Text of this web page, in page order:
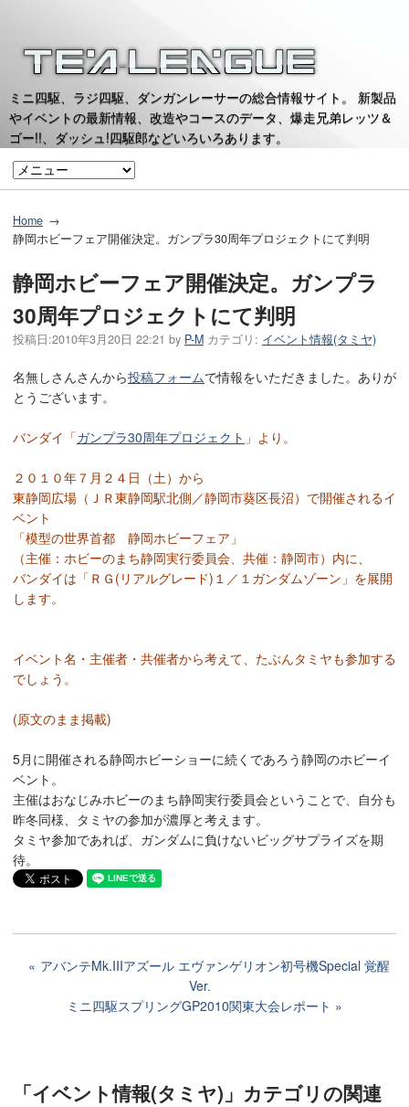
ミニ四駆、ラジ四駆、ダンガンレーサーの総合情報サイト。 新製品
やイベントの最新情報、改造やコースのデータ、爆走兄弟レッツ＆
ゴー!!、ダッシュ!四駆郎などいろいろあります。
Home
静岡ホビーフェア開催決定。ガンプラ30周年プロジェクトにて判明
静岡ホビーフェア開催決定。ガンプラ
30周年プロジェクトにて判明
投稿日:2010年3月20日 22:21 by P-M カテゴリ: イベント情報(タミヤ)
名無しさんさんから投稿フォームで情報をいただきました。ありが
とうございます。
バンダイ「ガンプラ30周年プロジェクト 」より。
２０１０年７月２４日（土）から
東静岡広場（ＪＲ東静岡駅北側／静岡市葵区長沼）で開催されるイ
ベント
「模型の世界首都 静岡ホビーフェア」
（主催：ホビーのまち静岡実行委員会、共催：静岡市）内に、
バンダイは「ＲＧ(リアルグレード)１／１ガンダムゾーン」を展開
します。
イベント名・主催者・共催者から考えて、たぶんタミヤも参加する
でしょう。
(原文のまま掲載)
5月に開催される静岡ホビーショーに続くであろう静岡のホビーイ
ベント。
主催はおなじみホビーのまち静岡実行委員会ということで、自分も
昨冬同様、タミヤの参加が濃厚と考えます。
タミヤ参加であれば、ガンダムに負けないビッグサプライズを期
待。
アバンテMk.IIIアズール エヴァンゲリオン初号機Special 覚醒
Ver.
ミニ四駆スプリングGP2010関東大会レポート
「イベント情報(タミヤ)」カテゴリの関連